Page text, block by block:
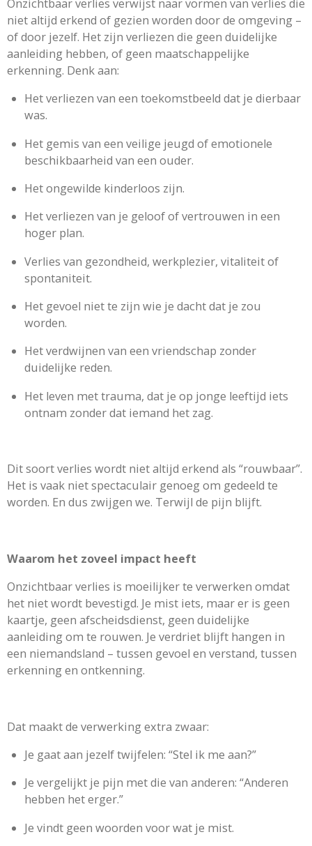
Onzichtbaar verlies verwijst naar vormen van verlies die
niet altijd erkend of gezien worden door de omgeving –
of door jezelf. Het zijn verliezen die geen duidelijke
aanleiding hebben, of geen maatschappelijke
erkenning. Denk aan:
Het verliezen van een toekomstbeeld dat je dierbaar
was.
Het gemis van een veilige jeugd of emotionele
beschikbaarheid van een ouder.
Het ongewilde kinderloos zijn.
Het verliezen van je geloof of vertrouwen in een
hoger plan.
Verlies van gezondheid, werkplezier, vitaliteit of
spontaniteit.
Het gevoel niet te zijn wie je dacht dat je zou
worden.
Het verdwijnen van een vriendschap zonder
duidelijke reden.
Het leven met trauma, dat je op jonge leeftijd iets
ontnam zonder dat iemand het zag.
Dit soort verlies wordt niet altijd erkend als “rouwbaar”.
Het is vaak niet spectaculair genoeg om gedeeld te
worden. En dus zwijgen we. Terwijl de pijn blijft.
Waarom het zoveel impact heeft
Onzichtbaar verlies is moeilijker te verwerken omdat
het niet wordt bevestigd. Je mist iets, maar er is geen
kaartje, geen afscheidsdienst, geen duidelijke
aanleiding om te rouwen. Je verdriet blijft hangen in
een niemandsland – tussen gevoel en verstand, tussen
erkenning en ontkenning.
Dat maakt de verwerking extra zwaar:
Je gaat aan jezelf twijfelen: “Stel ik me aan?”
Je vergelijkt je pijn met die van anderen: “Anderen
hebben het erger.”
Je vindt geen woorden voor wat je mist.